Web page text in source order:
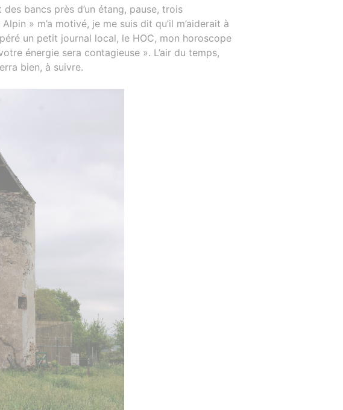
bancs près d’un étang, pause, trois
» m’a motivé, je me suis dit qu’il m’aiderait à
un petit journal local, le HOC, mon horoscope
énergie sera contagieuse ». L’air du temps,
bien, à suivre.